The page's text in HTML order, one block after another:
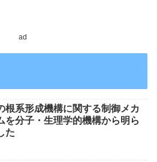
ad
根系形成機構に関する制御メカ
を分子・生理学的機構から明ら
た